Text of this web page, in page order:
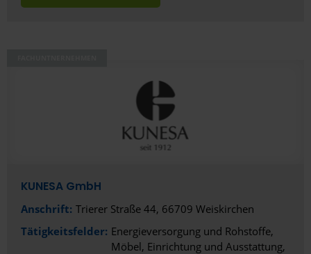
Architektur, Fachplanung und Ingenieurwesen
Bauwerkserhaltung, Restauration und Denkmalschutz
Gebäude- und Elektrotechnik
Heizung, Klima und Lüftung
KUNESA GmbH
Anschrift: Trierer Straße 44, 66709 Weiskirchen
Tätigkeitsfelder: Energieversorgung und Rohstoffe
Möbel, Einrichtung und Ausstattung